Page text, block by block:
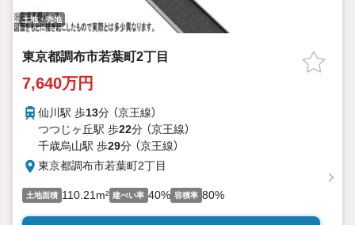
土地・売地
東京都調布市若葉町2丁目
7,640万円
仙川駅 歩13分 （京王線）
つつじヶ丘駅 歩22分 （京王線）
千歳烏山駅 歩29分 （京王線）
東京都調布市若葉町2丁目
土地面積 110.21m² 建ぺい率 40% 容積率 80%